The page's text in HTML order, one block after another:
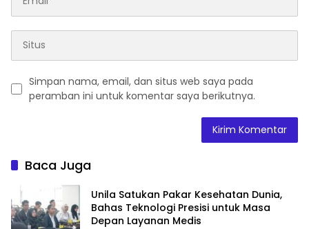
Simpan nama, email, dan situs web saya pada
peramban ini untuk komentar saya berikutnya.
Baca Juga
Unila Satukan Pakar Kesehatan Dunia,
Bahas Teknologi Presisi untuk Masa
Depan Layanan Medis